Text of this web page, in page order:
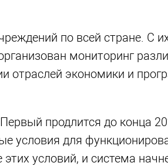
по всей стране. С
мониторинг
отраслей экономики и
продлится до конца
условия для
условий, и система